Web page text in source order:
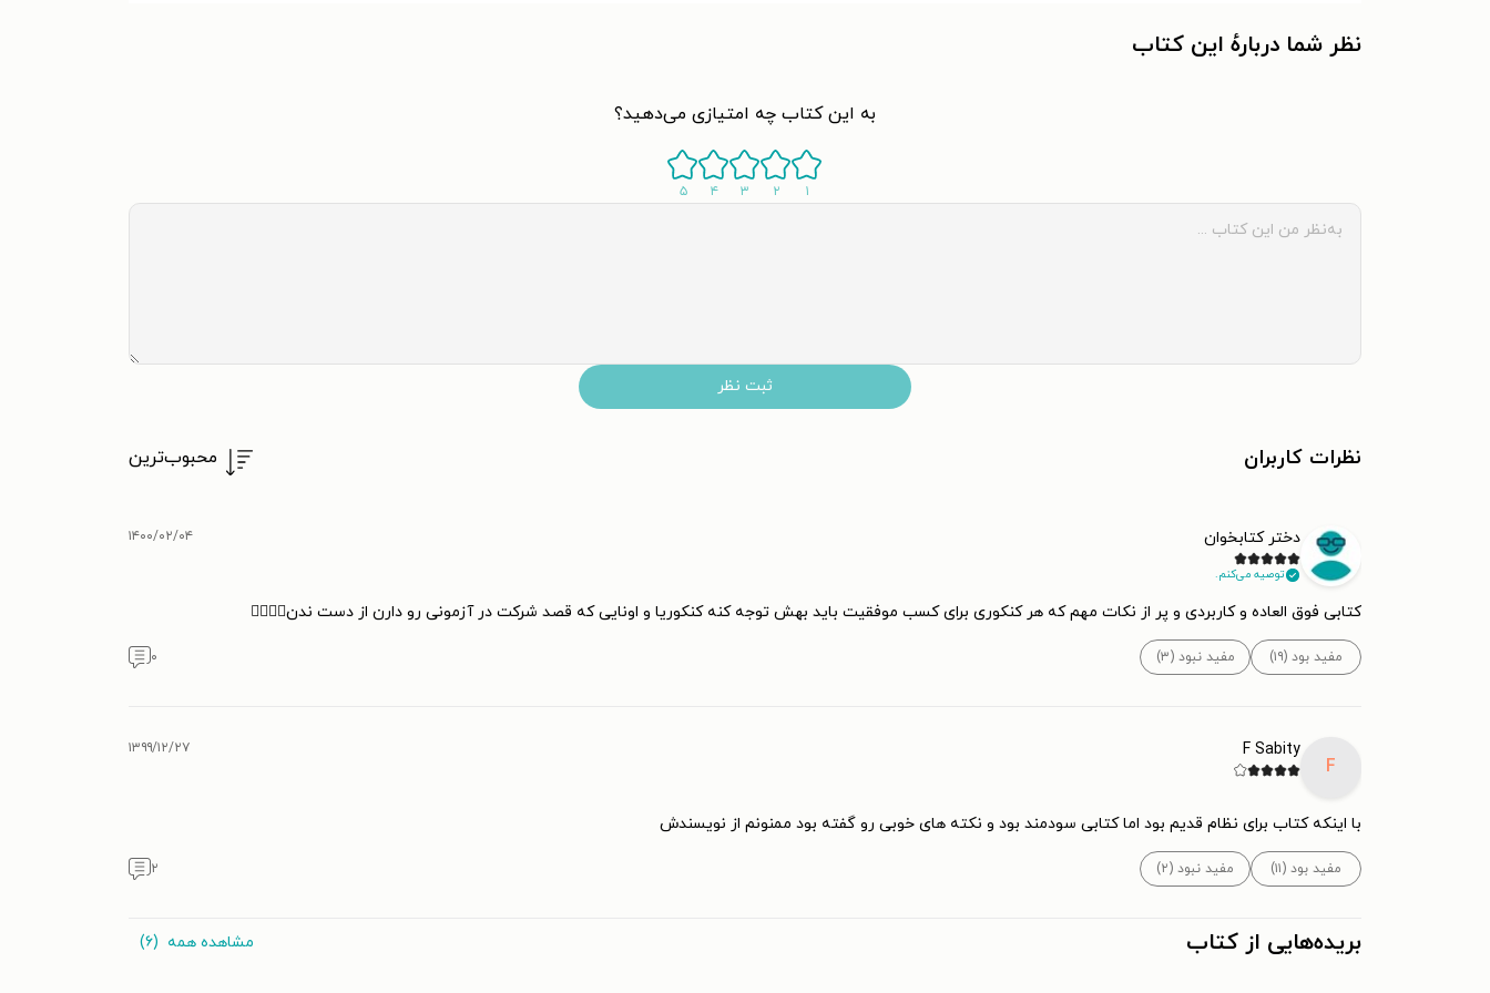
نظر شما دربارهٔ این کتاب
به این کتاب چه امتیازی می‌دهید؟
۱ ۲ ۳ ۴ ۵
ثبت نظر
نظرات کاربران محبوب‌ترین
دختر کتابخوان
توصیه می‌کنم.
۱۴۰۰/۰۲/۰۴
کتابی فوق العاده و کاربردی و پر از نکات مهم که هر کنکوری برای کسب موفقیت باید بهش توجه کنه کنکوریا و اونایی که قصد شرکت در آزمونی رو دارن از دست ندن👌🏻🌱🍀
مفید بود (۱۹) مفید نبود (۳) ۰
F
F Sabity ۱۳۹۹/۱۲/۲۷
با اینکه کتاب برای نظام قدیم بود اما کتابی سودمند بود و نکته های خوبی رو گفته بود ممنونم از نویسندش
مفید بود (۱۱) مفید نبود (۲) ۲
بریده‌هایی از کتاب مشاهده همه (۶)